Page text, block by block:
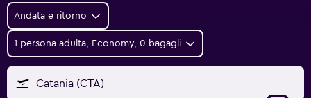
Andata e ritorno
1 persona adulta, Economy, 0 bagagli
Catania (CTA)